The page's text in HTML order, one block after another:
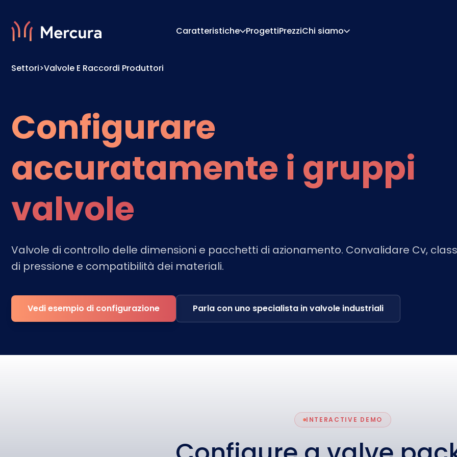
Caratteristiche ProgettiPrezziChi siamo
Settori>Valvole E Raccordi Produttori
Configurare
accuratamente i gruppi
valvole
Valvole di controllo delle dimensioni e pacchetti di azionamento. Convalidare Cv,
di pressione e compatibilità dei materiali.
Vedi esempio di configurazione Parla con uno specialista in valvole industriali
INTERACTIVE DEMO